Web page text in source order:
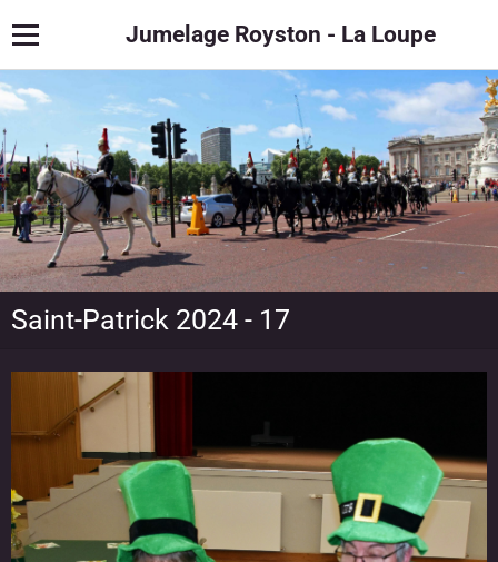
Jumelage Royston - La Loupe
Saint-Patrick 2024 - 17